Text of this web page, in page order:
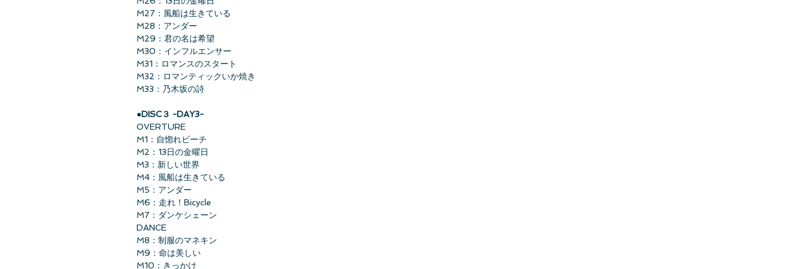
M27：風船は生きている
M28：アンダー
M29：君の名は希望
M30：インフルエンサー
M31：ロマンスのスタート
M32：ロマンティックいか焼き
M33：乃木坂の詩
●DISC３ -DAY3-
OVERTURE
M1：自惚れビーチ
M2：13日の金曜日
M3：新しい世界
M4：風船は生きている
M5：アンダー
M6：走れ！Bicycle
M7：ダンケシェーン
DANCE
M8：制服のマネキン
M9：命は美しい
M10：きっかけ